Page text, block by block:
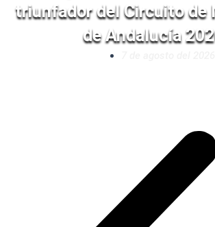
triunfador del Circuito de
de Andalucía